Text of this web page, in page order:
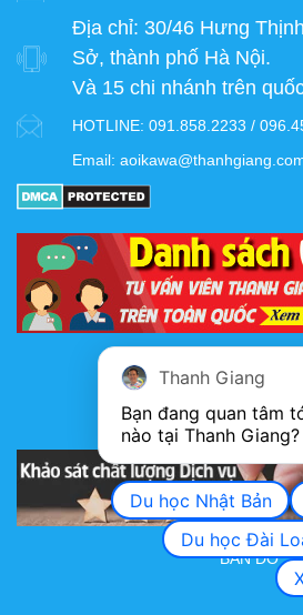
Địa chỉ: 30/46 Hưng
Sở, thành phố Hà Nội.
Và 15 chi nhánh trên
HOTLINE: 091.858.2233 /
Email:
KHẢO SÁT CHẤT
BẢN ĐỒ
Thanh Giang
Bạn đang quan tâm
nào tại Thanh Giang?
Du học Nhật Bản
Du học Đài